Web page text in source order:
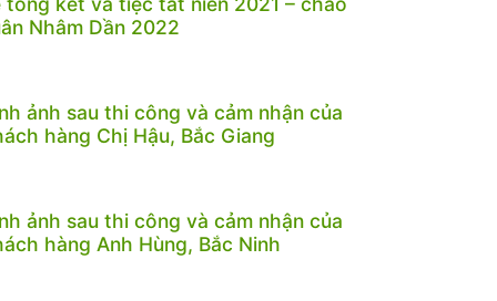
Nhâm Dần 2022
ảnh sau thi công và cảm nhận của
hàng Chị Hậu, Bắc Giang
ảnh sau thi công và cảm nhận của
hàng Anh Hùng, Bắc Ninh